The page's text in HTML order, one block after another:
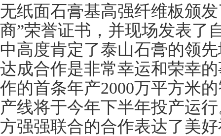
无纸面石膏基高强纤维板颁
商”荣誉证书，并现场发表了
中高度肯定了泰山石膏的领
达成合作是非常幸运和荣幸
作的首条年产2000万平方米
产线将于今年下半年投产运
方强强联合的合作表达了美